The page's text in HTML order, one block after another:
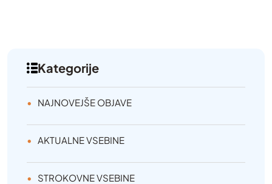
Kategorije
NAJNOVEJŠE OBJAVE
AKTUALNE VSEBINE
STROKOVNE VSEBINE